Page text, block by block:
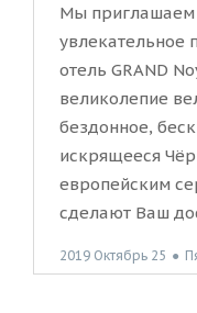
Мы приглашаем
увлекательное
отель GRAND
великолепие
бездонное,
искрящееся
европейским
сделают Ваш
2019 Октябрь 25 ●